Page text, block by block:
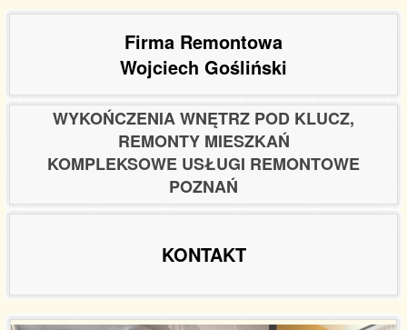
Firma Remontowa
Wojciech Gośliński
WYKOŃCZENIA WNĘTRZ POD KLUCZ,
REMONTY MIESZKAŃ
KOMPLEKSOWE USŁUGI REMONTOWE
POZNAŃ
KONTAKT